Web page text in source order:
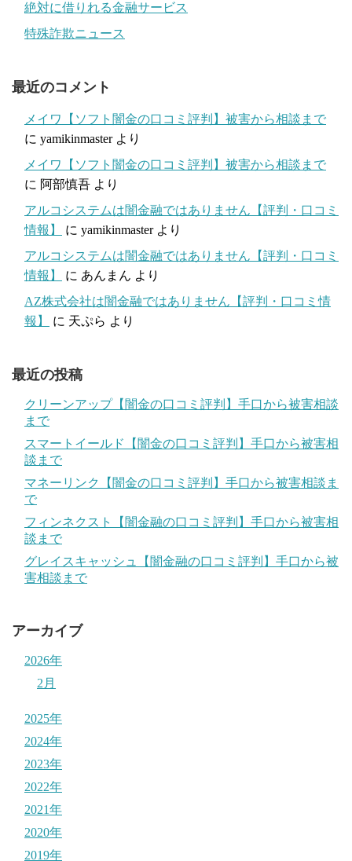
絶対に借りれる金融サービス
特殊詐欺ニュース
最近のコメント
メイワ【ソフト闇金の口コミ評判】被害から相談まで
に yamikinmasterより
メイワ【ソフト闇金の口コミ評判】被害から相談まで
に 阿部慎吾 より
アルコシステムは闇金融ではありません【評判・口コミ
情報】
に yamikinmasterより
アルコシステムは闇金融ではありません【評判・口コミ
情報】
に あんまん より
AZ株式会社は闇金融ではありません【評判・口コミ情
報】
に 天ぷら より
最近の投稿
クリーンアップ【闇金の口コミ評判】手口から被害相談
まで
スマートイールド【闇金の口コミ評判】手口から被害相
談まで
マネーリンク【闇金の口コミ評判】手口から被害相談ま
で
フィンネクスト【闇金融の口コミ評判】手口から被害相
談まで
グレイスキャッシュ【闇金融の口コミ評判】手口から被
害相談まで
アーカイブ
2026年
2月
2025年
2024年
2023年
2022年
2021年
2020年
2019年